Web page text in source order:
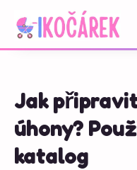
Jak
úhony?
katalog